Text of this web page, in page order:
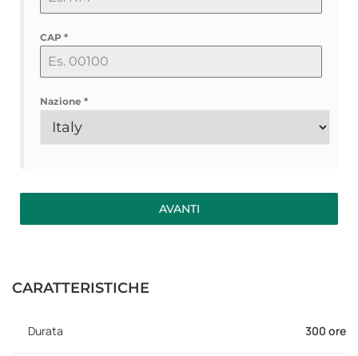
CAP *
Nazione *
AVANTI
CARATTERISTICHE
Durata 300 ore